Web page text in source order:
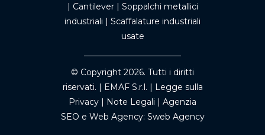
| Cantilever| Soppalchi metallici
industriali | Scaffalature industriali
usate
© Copyright 2026. Tutti i diritti
riservati. | EMAF S.r.l. | Legge sulla
Privacy | Note Legali | Agenzia
SEO e Web Agency: Sweb Agency